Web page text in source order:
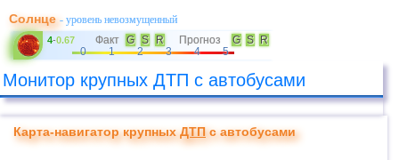
Солнце- уровень невозмущенный
4-0.67 Факт G S R Прогноз G S
R
0
1 2 3 4 5
Монитор крупных ДТП с автобусами
Карта-навигатор крупныхДТПс автобусами